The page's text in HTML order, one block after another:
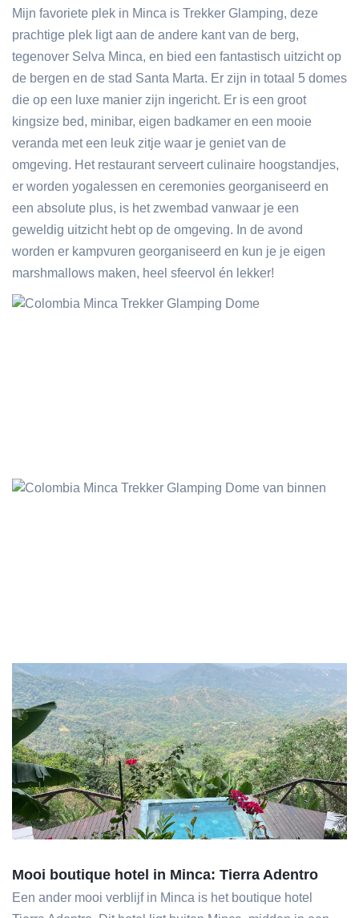
Mijn favoriete plek in Minca is Trekker Glamping, deze
prachtige plek ligt aan de andere kant van de berg,
tegenover Selva Minca, en bied een fantastisch uitzicht op
de bergen en de stad Santa Marta. Er zijn in totaal 5 domes
die op een luxe manier zijn ingericht. Er is een groot
kingsize bed, minibar, eigen badkamer en een mooie
veranda met een leuk zitje waar je geniet van de
omgeving. Het restaurant serveert culinaire hoogstandjes,
er worden yogalessen en ceremonies georganiseerd en
een absolute plus, is het zwembad vanwaar je een
geweldig uitzicht hebt op de omgeving. In de avond
worden er kampvuren georganiseerd en kun je je eigen
marshmallows maken, heel sfeervol én lekker!
Mooi boutique hotel in Minca: Tierra Adentro
Een ander mooi verblijf in Minca is het boutique hotel